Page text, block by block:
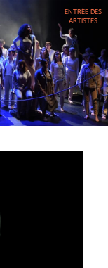
ENTRÉE DES
ARTISTES